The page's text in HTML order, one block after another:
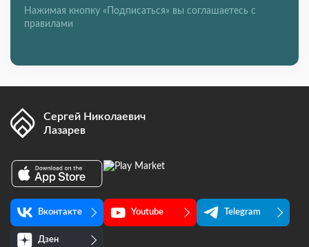
Нажимая кнопку «Подписаться» вы соглашаетесь с
правилами
Сергей Николаевич
Лазарев
Вконтакте Youtube Telegram
Дзен